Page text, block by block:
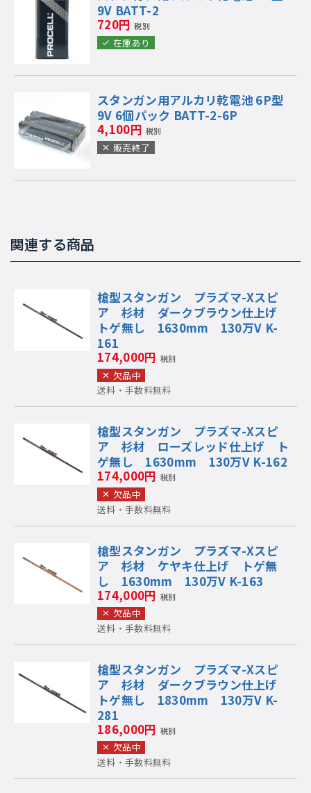
9V BATT-2
720円 税別
在庫あり
スタンガン用アルカリ乾電池 6P型
9V 6個パック BATT-2-6P
4,100円 税別
販売終了
関連する商品
槍型スタンガン プラズマ-Xスピ
ア 杉材 ダークブラウン仕上げ
トゲ無し 1630mm 130万V K-
161
174,000円 税別
欠品中
送料・手数料無料
槍型スタンガン プラズマ-Xスピ
ア 杉材 ローズレッド仕上げ ト
ゲ無し 1630mm 130万V K-162
174,000円 税別
欠品中
送料・手数料無料
槍型スタンガン プラズマ-Xスピ
ア 杉材 ケヤキ仕上げ トゲ無
し 1630mm 130万V K-163
174,000円 税別
欠品中
送料・手数料無料
槍型スタンガン プラズマ-Xスピ
ア 杉材 ダークブラウン仕上げ
トゲ無し 1830mm 130万V K-
281
186,000円 税別
欠品中
送料・手数料無料